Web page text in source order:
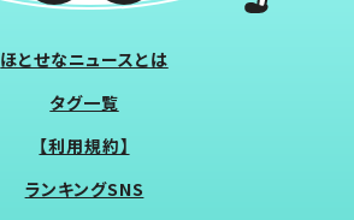
ほとせなニュースとは
タグ一覧
【利用規約】
ランキングSNS